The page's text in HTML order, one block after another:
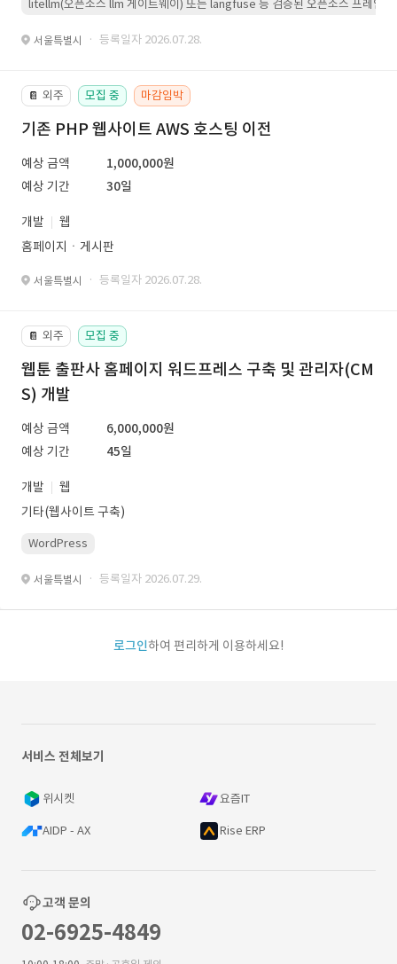
litellm(오픈소스 llm 게이트웨이) 또는 langfuse 등 검증된 오픈소스 프레임워
서울특별시 · 등록일자 2026.07.28.
📔 외주 모집 중 마감임박
기존 PHP 웹사이트 AWS 호스팅 이전
예상 금액
1,000,000원
예상 기간
30일
개발
웹
홈페이지ㆍ게시판
서울특별시 · 등록일자 2026.07.28.
📔 외주 모집 중
웹툰 출판사 홈페이지 워드프레스 구축 및 관리자(CM
S) 개발
예상 금액
6,000,000원
예상 기간
45일
개발
웹
기타(웹사이트 구축)
WordPress
서울특별시 · 등록일자 2026.07.29.
로그인하여 편리하게 이용하세요!
서비스 전체보기
위시켓 요즘IT
AIDP - AX Rise ERP
고객 문의
02-6925-4849